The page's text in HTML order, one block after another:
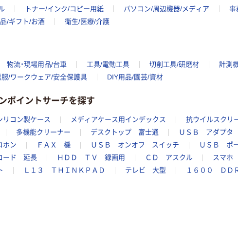
トナー/インク/コピー用紙 パソコン/周辺機器/メディア 事
/ギフト/お酒 衛生/医療/介護
物流・現場用品/台車 工具/電動工具 切削工具/研磨材 計測
/ワークウェア/安全保護具 DIY用品/園芸/資材
ポイントサーチを探す
リコン製ケース メディアケース用インデックス 抗ウイルスクリ
多機能クリーナー デスクトップ 富士通 ＵＳＢ アダプタ
ホン ＦＡＸ 機 ＵＳＢ オンオフ スイッチ ＵＳＢ ポ
ード 延長 ＨＤＤ ＴＶ 録画用 ＣＤ アスクル スマ
Ｌ１３ ＴＨＩＮＫＰＡＤ テレビ 大型 １６００ ＤＤ